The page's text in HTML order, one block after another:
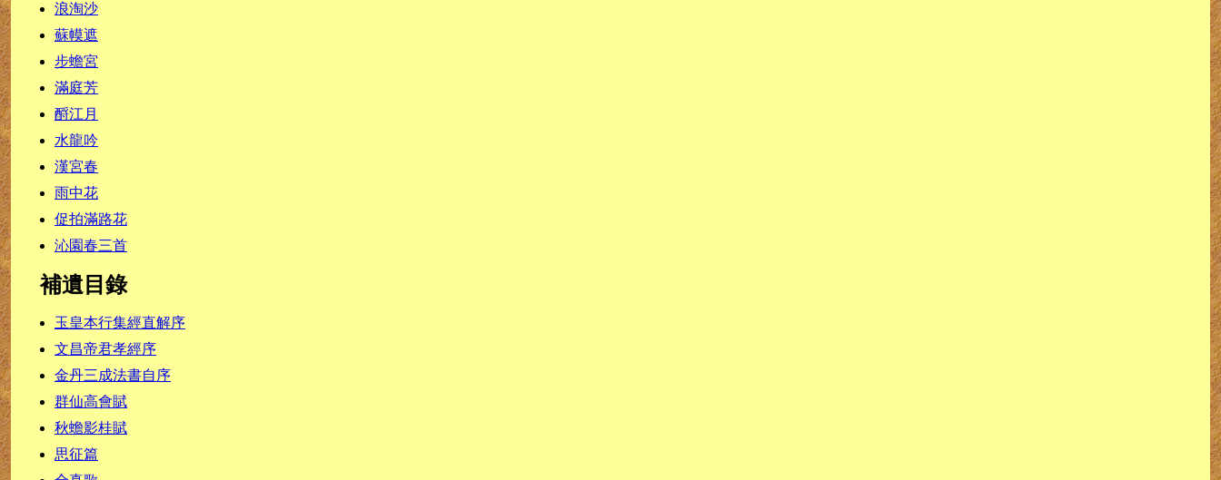
浪淘沙
蘇幙遮
步蟾宮
滿庭芳
酹江月
水龍吟
漢宮春
雨中花
促拍滿路花
沁園春三首
補遺目錄
玉皇本行集經直解序
文昌帝君孝經序
金丹三成法書自序
群仙高會賦
秋蟾影桂賦
思征篇